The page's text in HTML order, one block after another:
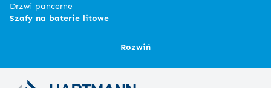
Drzwi pancerne
Szafy na baterie litowe
Rozwiń